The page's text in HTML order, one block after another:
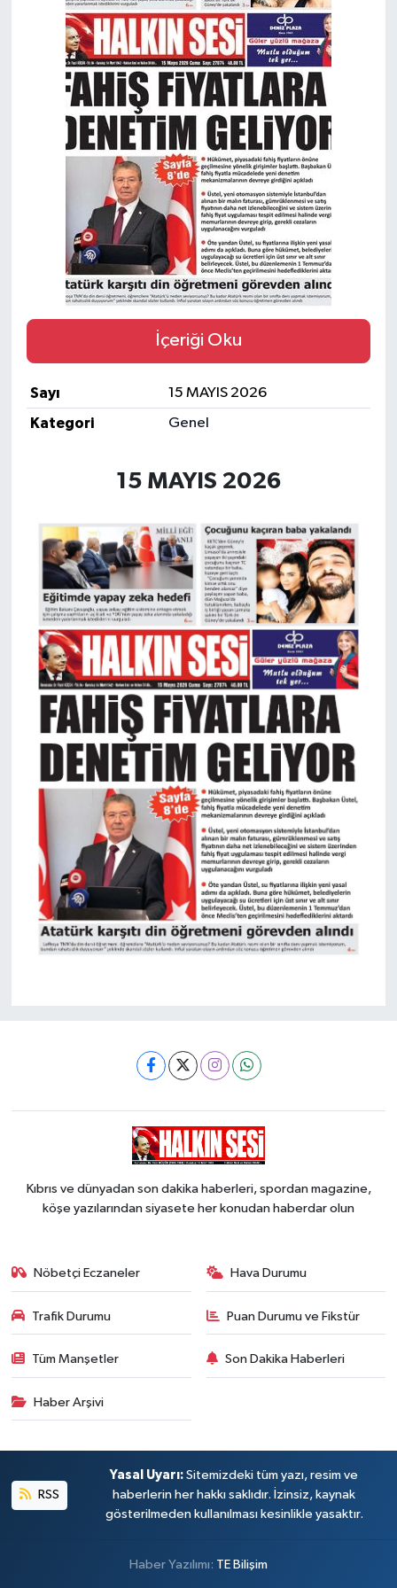
İçeriği Oku
Sayı
15 MAYIS 2026
Kategori
Genel
15 MAYIS 2026
Kıbrıs ve dünyadan son dakika haberleri, spordan magazine,
köşe yazılarından siyasete her konudan haberdar olun
Nöbetçi Eczaneler Hava Durumu
Trafik Durumu Puan Durumu ve Fikstür
Tüm Manşetler Son Dakika Haberleri
Haber Arşivi
RSS
Yasal Uyarı: Sitemizdeki tüm yazı, resim ve
haberlerin her hakkı saklıdır. İzinsiz, kaynak
gösterilmeden kullanılması kesinlikle yasaktır.
Haber Yazılımı: TE Bilişim